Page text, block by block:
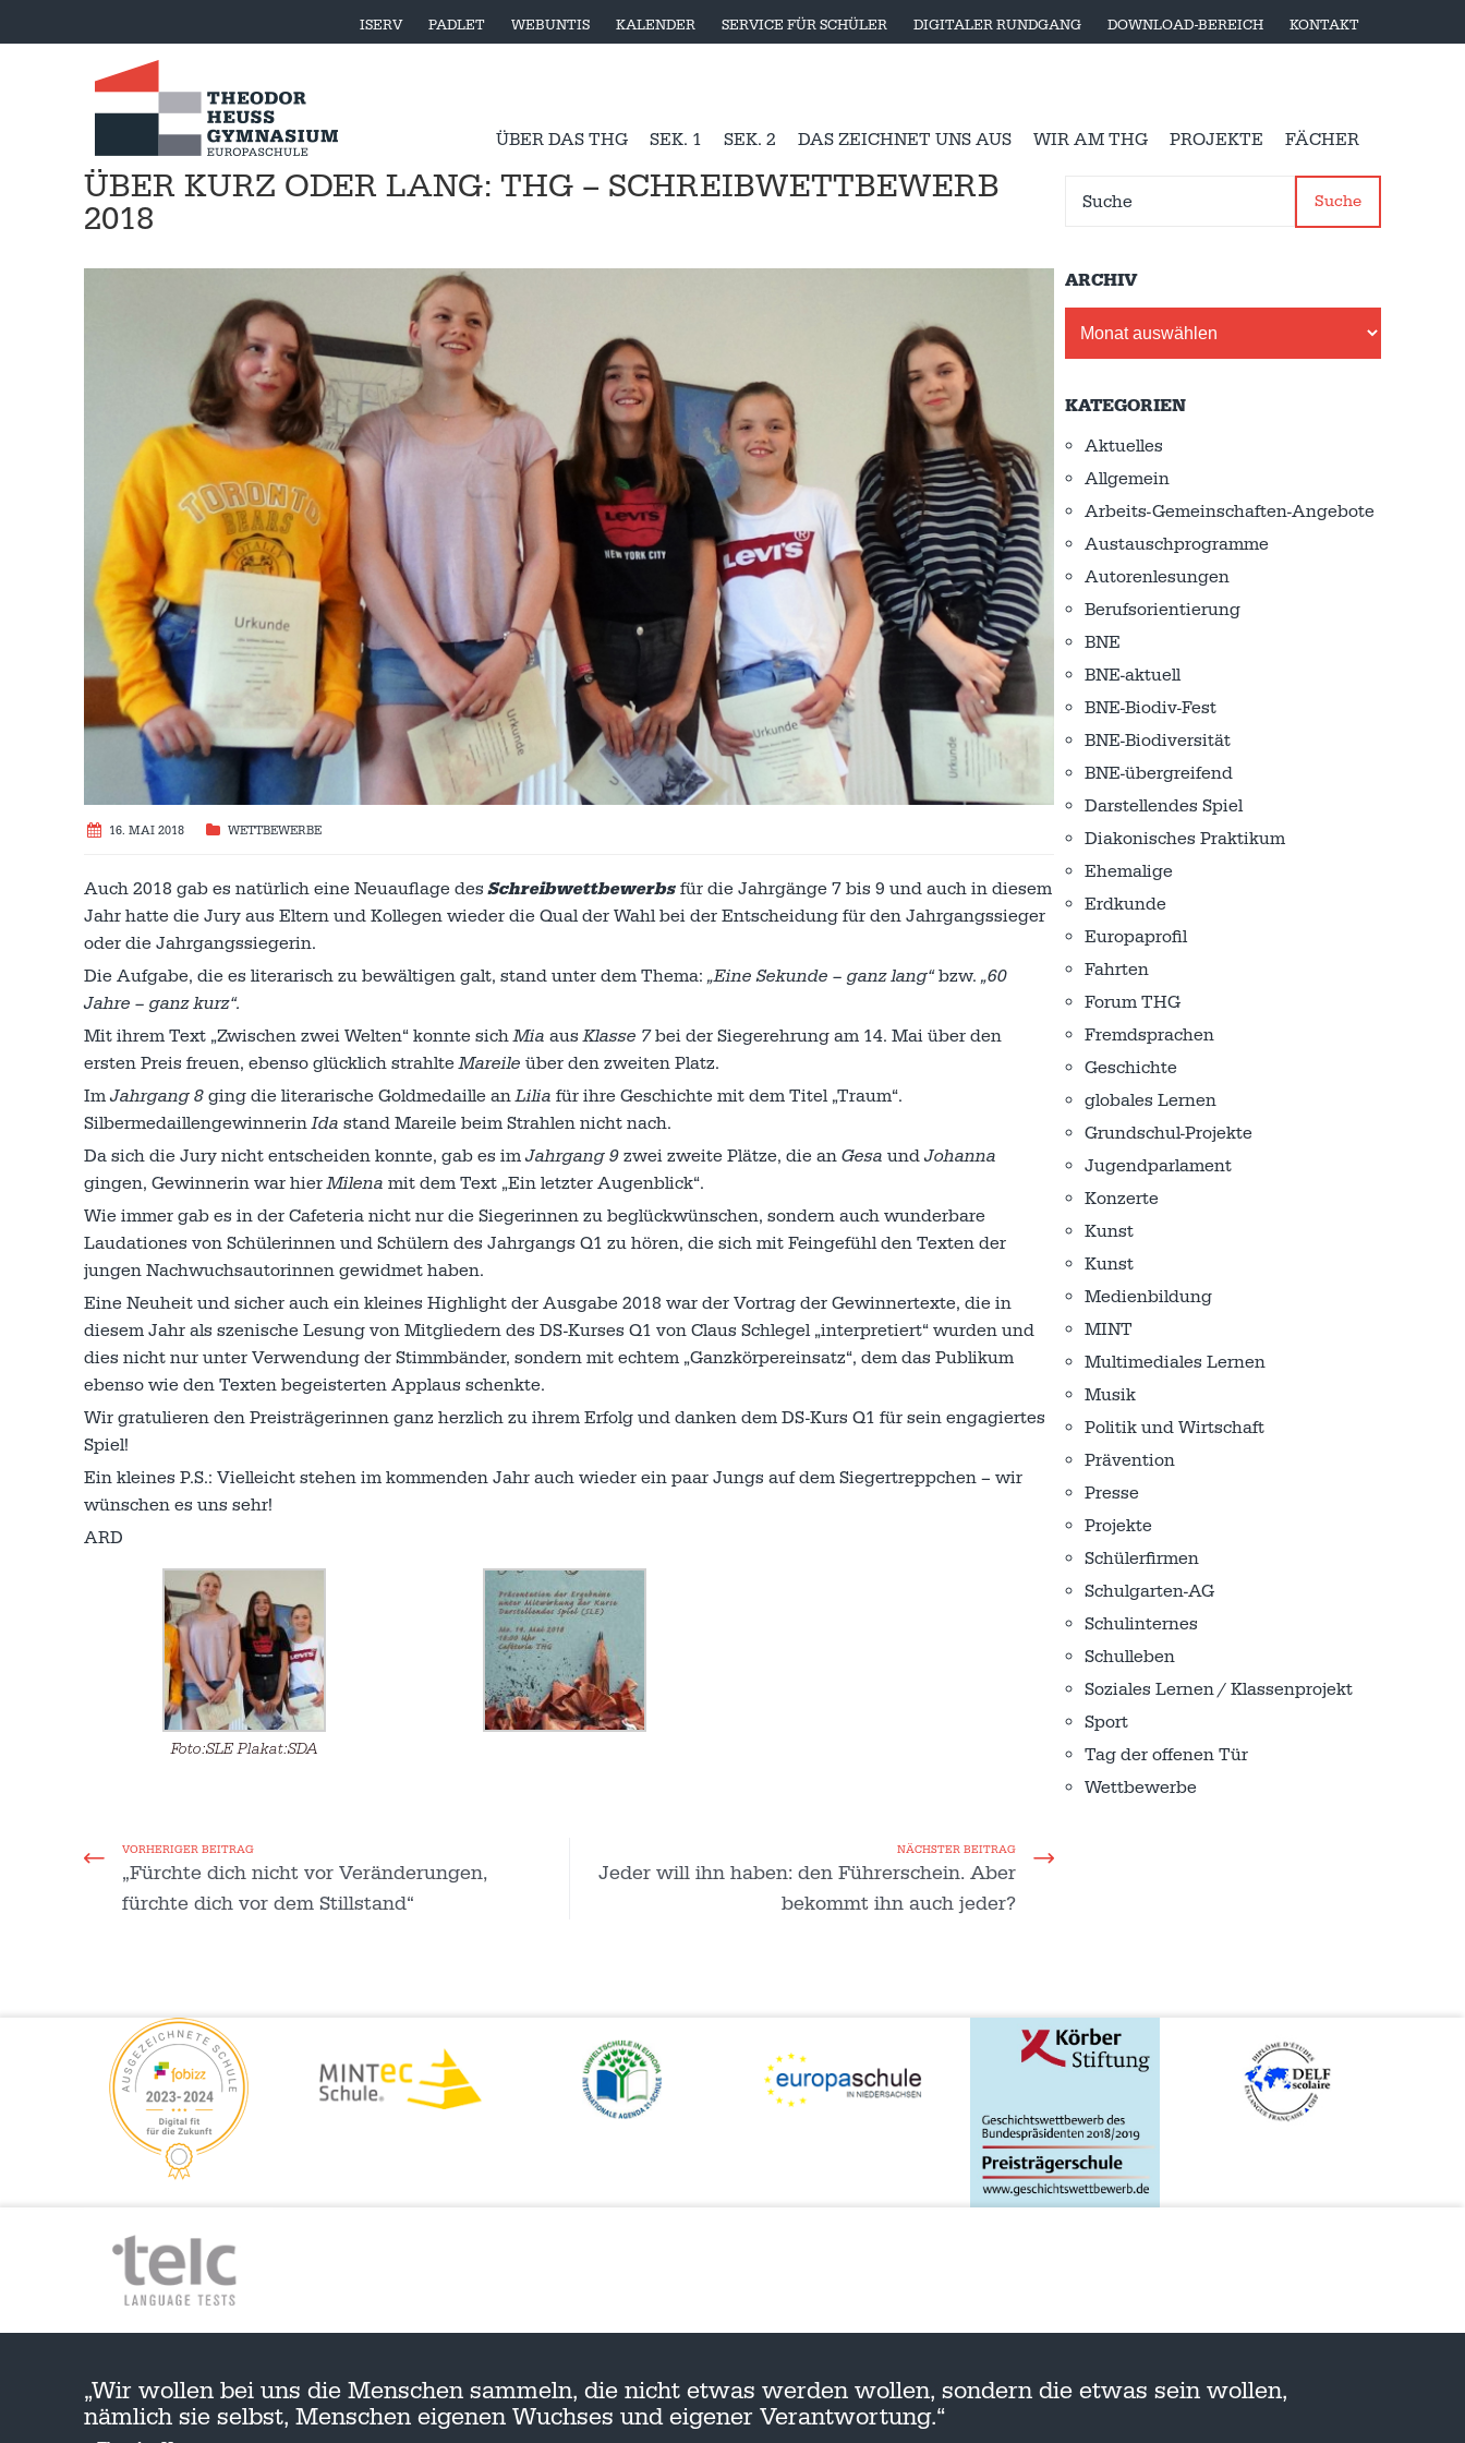
ISERV PADLET WEBUNTIS KALENDER SERVICE FÜR SCHÜLER DIGITALER RUNDGANG DOWNLOAD-BEREICH KONTAKT
ÜBER DAS THG SEK. 1 SEK. 2 DAS ZEICHNET UNS AUS WIR AM THG PROJEKTE FÄCHER
ÜBER KURZ ODER LANG: THG – SCHREIBWETTBEWERB
2018
16. MAI 2018 WETTBEWERBE
Auch 2018 gab es natürlich eine Neuauflage desSchreibwettbewerbs für die Jahrgänge 7 bis 9 und auch in diesem
Jahr hatte die Jury aus Eltern und Kollegen wieder die Qual der Wahl bei der Entscheidung für den Jahrgangssieger
oder die Jahrgangssiegerin.
Die Aufgabe, die es literarisch zu bewältigen galt, stand unter dem Thema: „Eine Sekunde – ganz lang“bzw. „60
Jahre – ganz kurz“.
Mit ihrem Text „Zwischen zwei Welten“ konnte sichMia ausKlasse 7bei der Siegerehrung am 14. Mai über den
ersten Preis freuen, ebenso glücklich strahlteMareile über den zweiten Platz.
ImJahrgang 8 ging die literarische Goldmedaille anLilia für ihre Geschichte mit dem Titel „Traum“.
SilbermedaillengewinnerinIda stand Mareile beim Strahlen nicht nach.
Da sich die Jury nicht entscheiden konnte, gab es imJahrgang 9 zwei zweite Plätze, die an Gesa undJohanna
gingen, Gewinnerin war hierMilena mit dem Text „Ein letzter Augenblick“.
Wie immer gab es in der Cafeteria nicht nur die Siegerinnen zu beglückwünschen, sondern auch wunderbare
Laudationes von Schülerinnen und Schülern des Jahrgangs Q1 zu hören, die sich mit Feingefühl den Texten der
jungen Nachwuchsautorinnen gewidmet haben.
Eine Neuheit und sicher auch ein kleines Highlight der Ausgabe 2018 war der Vortrag der Gewinnertexte, die in
diesem Jahr als szenische Lesung von Mitgliedern des DS-Kurses Q1 von Claus Schlegel „interpretiert“ wurden und
dies nicht nur unter Verwendung der Stimmbänder, sondern mit echtem „Ganzkörpereinsatz“, dem das Publikum
ebenso wie den Texten begeisterten Applaus schenkte.
Wir gratulieren den Preisträgerinnen ganz herzlich zu ihrem Erfolg und danken dem DS-Kurs Q1 für sein engagiertes
Spiel!
Ein kleines P.S.: Vielleicht stehen im kommenden Jahr auch wieder ein paar Jungs auf dem Siegertreppchen – wir
wünschen es uns sehr!
ARD
Foto:SLE Plakat:SDA
VORHERIGER BEITRAG
„Fürchte dich nicht vor Veränderungen,
fürchte dich vor dem Stillstand“
NÄCHSTER BEITRAG
Jeder will ihn haben: den Führerschein. Aber
bekommt ihn auch jeder?
Suche
ARCHIV
KATEGORIEN
Aktuelles
Allgemein
Arbeits-Gemeinschaften-Angebote
Austausch­programme
Autorenlesungen
Berufsorientierung
BNE
BNE-aktuell
BNE-Biodiv-Fest
BNE-Biodiversität
BNE-übergreifend
Darstellendes Spiel
Diakonisches Praktikum
Ehemalige
Erdkunde
Europaprofil
Fahrten
Forum THG
Fremdsprachen
Geschichte
globales Lernen
Grundschul-Projekte
Jugendparlament
Konzerte
Kunst
Kunst
Medienbildung
MINT
Multimediales Lernen
Musik
Politik und Wirtschaft
Prävention
Presse
Projekte
Schülerfirmen
Schulgarten-AG
Schulinternes
Schulleben
Soziales Lernen / Klassenprojekt
Sport
Tag der offenen Tür
Wettbewerbe
„Wir wollen bei uns die Menschen sammeln, die nicht etwas werden wollen, sondern die etwas sein wollen,
nämlich sie selbst, Menschen eigenen Wuchses und eigener Verantwortung.“